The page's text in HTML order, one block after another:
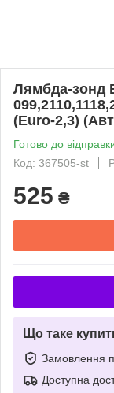
Лямбда-зонд
(Euro-2,3)
Готово до
Код: 367505-st
525 ₴
Що таке
Замовлення
Доступна